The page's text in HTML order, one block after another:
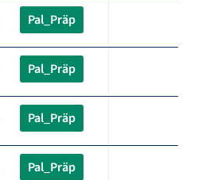
Pal_Präp
Pal_Präp
Pal_Präp
Pal_Präp